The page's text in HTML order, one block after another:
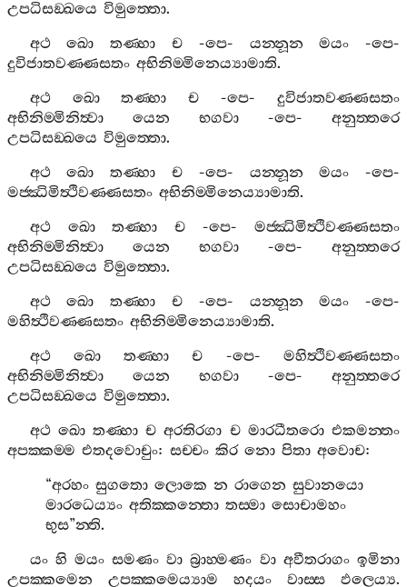
උපධිසඞ‍්ඛයෙ විමුත‍්තො.
අථ
ඛො තණ‍්හා ච-පෙ- යන‍්නූන මයං -පෙ-
දුවිජාතවණ‍්ණසතං අභිනිම‍්මිනෙය්‍යාමාති.
අථ
ඛො තණ‍්හා ච -පෙ- දුවිජාතවණ‍්ණසතං
අභිනිම‍්මිනිත්‍වා
යෙන භගවා -පෙ- අනුත‍්තරෙ
උපධිසඞ‍්ඛයෙ විමුත‍්තො.
අථ
ඛො තණ‍්හා ච-පෙ- යන‍්නූන මයං -පෙ-
මජ‍්ඣිමිත්‍ථිවණ‍්ණසතං අභිනිම‍්මිනෙය්‍යාමාති.
අථ
ඛො තණ‍්හා ච -පෙ- මජ‍්ඣිමිත්‍ථිවණ‍්ණසතං
අභිනිම‍්මිනිත්‍වා
යෙන භගවා -පෙ- අනුත‍්තරෙ
උපධිසඞ‍්ඛයෙ විමුත‍්තො.
අථ
ඛො තණ‍්හා ච-පෙ- යන‍්නූන මයං -පෙ-
මහිත්‍ථිවණ‍්ණසතං අභිනිම‍්මිනෙය්‍යාමාති.
අථ
ඛො තණ‍්හා ච -පෙ-මහිත්‍ථිවණ‍්ණසතං
අභිනිම‍්මිනිත්‍වා
යෙන භගවා -පෙ- අනුත‍්තරෙ
උපධිසඞ‍්ඛයෙ විමුත‍්තො.
අථ ඛො තණ‍්හා ච අරතිරගා ච මාරධීතරො එකමන‍්තං
අපක‍්කම‍්ම එතදවොචුං: සච‍්චං කිර නො පිතා අවොච:
“අරහං සුගතො ලොකෙ න රාගෙන සුවානයො
මාරධෙය්‍යං අතික‍්කන‍්තො තස‍්මා සොචාමහං
භුස”න‍්ති.
යං හි මයං සමණං වා බ්‍රාහ‍්මණං වා අවීතරාගං ඉමිනා
උපක‍්කමෙන
උපක‍්කමෙය්‍යාම හදයං වාස‍්ස ඵලෙය්‍ය.